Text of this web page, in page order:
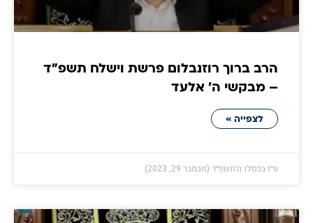
הרב ברוך רוזנבלום פרשת וישלח תשפ"ד
– מבקשי ה' אלעד
לצפייה »
ט״ז בכסלו ה׳תשפ״ד (נובמבר 29, 2023)